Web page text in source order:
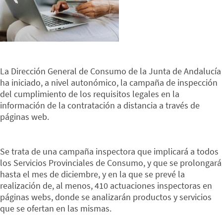
La Dirección General de Consumo de la Junta de Andalucía
ha iniciado, a nivel autonómico, la campaña de inspección
del cumplimiento de los requisitos legales en la
información de la contratación a distancia a través de
páginas web.
Se trata de una campaña inspectora que implicará a todos
los Servicios Provinciales de Consumo, y que se prolongará
hasta el mes de diciembre, y en la que se prevé la
realización de, al menos, 410 actuaciones inspectoras en
páginas webs, donde se analizarán productos y servicios
que se ofertan en las mismas.